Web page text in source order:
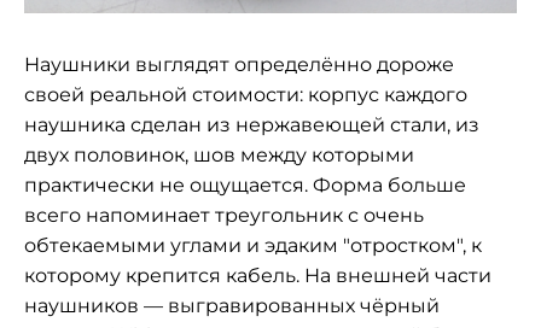
Наушники выглядят определённо дороже
своей реальной стоимости: корпус каждого
наушника сделан из нержавеющей стали, из
двух половинок, шов между которыми
практически не ощущается. Форма больше
всего напоминает треугольник с очень
обтекаемыми углами и эдаким "отростком", к
которому крепится кабель. На внешней части
наушников — выгравированных чёрный